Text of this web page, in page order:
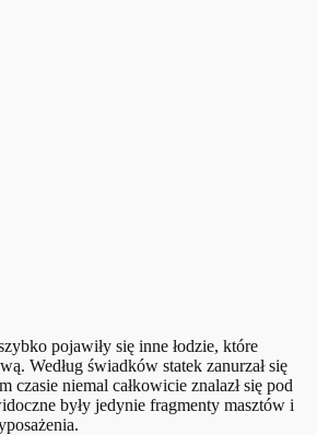
pojawiły się inne łodzie, które
Według świadków statek zanurzał się
czasie niemal całkowicie znalazł się pod
były jedynie fragmenty masztów i